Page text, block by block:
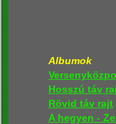
Albumok
Hosszú táv
Rövid táv rajt
A hegyen -